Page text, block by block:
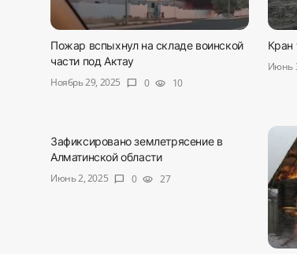
Пожар вспыхнул на складе воинской
части под Актау
Ноябрь 29, 2025
chat_bubble 0 visibility 10
Кран
Июнь
Зафиксировано землетрясение в
Алматинской области
Июнь 2, 2025
chat_bubble 0 visibility 27